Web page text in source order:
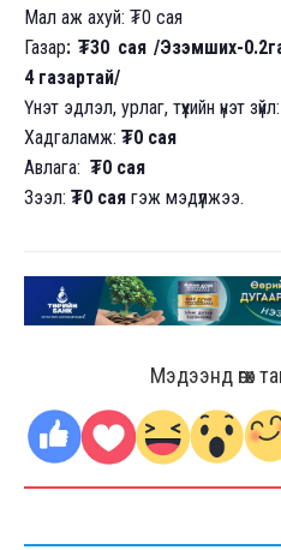
Мал аж ахуй: ₮0 сая
Газар: ₮30 сая /Эзэмших-
4 газартай/
Үнэт эдлэл, урлаг, түүхийн үнэт зүйл:
Хадгаламж: ₮0 сая
Авлага: ₮0 сая
Зээл: ₮0 сая гэж мэдүүлжээ.
Мэдээнд өгөх